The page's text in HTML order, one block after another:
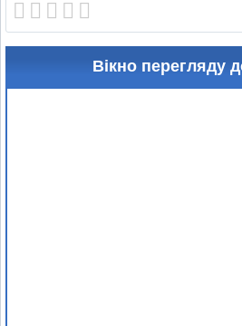
Вікно перегляду